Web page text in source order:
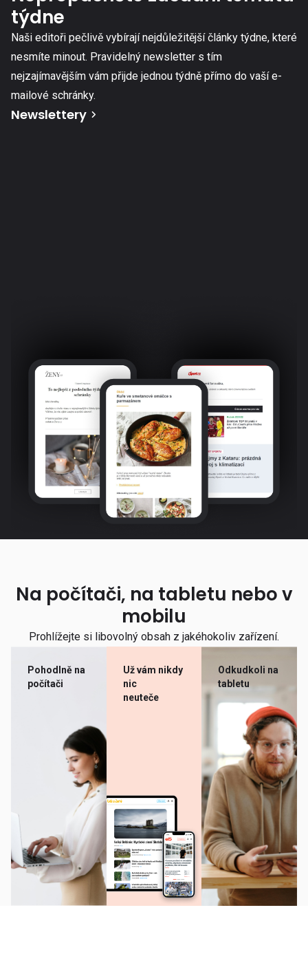
týdne
Naši editoři pečlivě vybírají nejdůležitější články týdne, které
nesmíte minout. Pravidelný newsletter s tím
nejzajímavějším vám přijde jednou týdně přímo do vaší e-
mailové schránky.
Newslettery
Na počítači, na tabletu nebo v
mobilu
Prohlížejte si libovolný obsah z jakéhokoliv zařízení.
Pohodlně na
počítači
Už vám nikdy
nic
neuteče
Odkudkoli na
tabletu